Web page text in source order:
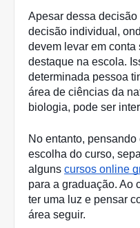
Apesar dessa decisão
decisão individual,
devem levar em
destaque na escola.
determinada pessoa
área de ciências da
biologia, pode ser
No entanto,
escolha do curso,
alguns cursos online
para a graduação. Ao
ter uma luz e pensar
área seguir.